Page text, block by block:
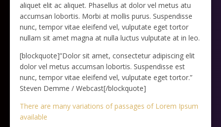
aliquet elit ac aliquet. Phasellus at dolor vel metus atu
accumsan lobortis. Morbi at mollis purus. Suspendisse
nunc, tempor vitae eleifend vel, vulputate eget tortor
nullam sit amet magna at nulla luctus vulputate at in leo.
[blockquote]”Dolor sit amet, consectetur adipiscing elit
dolor vel metus accumsan lobortis. Suspendisse est
nunc, tempor vitae eleifend vel, vulputate eget tortor.”
Steven Demme / Webcast[/blockquote]
There are many variations of passages of Lorem Ipsum
available